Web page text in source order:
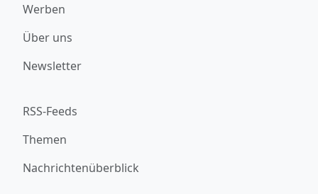
Werben
Über uns
Newsletter
RSS-Feeds
Themen
Nachrichtenüberblick